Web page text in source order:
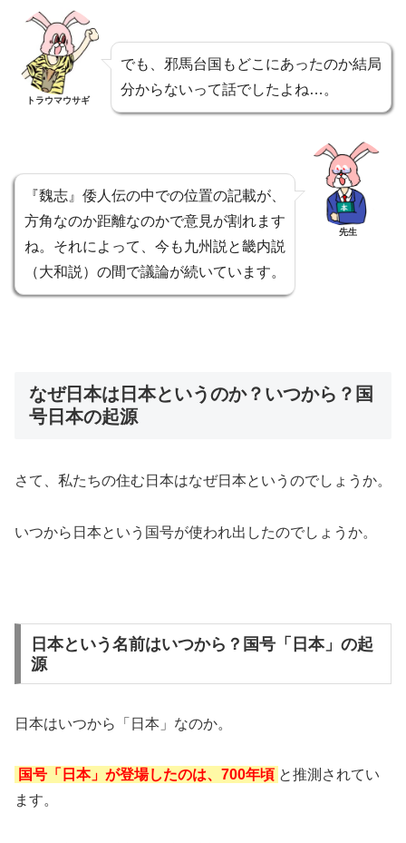
トラウマウサギ
でも、邪馬台国もどこにあったのか結局
分からないって話でしたよね…。
『魏志』倭人伝の中での位置の記載が、
方角なのか距離なのかで意見が割れます
ね。それによって、今も九州説と畿内説
（大和説）の間で議論が続いています。
先生
なぜ日本は日本というのか？いつから？国
号日本の起源
さて、私たちの住む日本はなぜ日本というのでしょうか。
いつから日本という国号が使われ出したのでしょうか。
日本という名前はいつから？国号「日本」の起
源
日本はいつから「日本」なのか。
国号「日本」が登場したのは、700年頃 と推測されてい
ます。